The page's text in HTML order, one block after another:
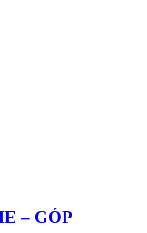
– GÓP